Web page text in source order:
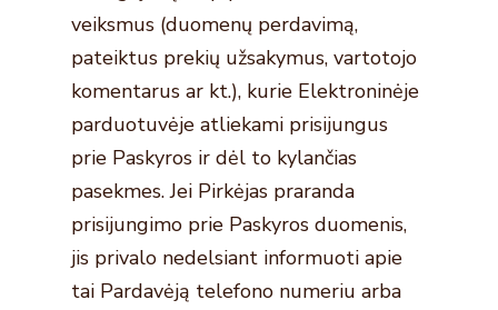
veiksmus (duomenų perdavimą,
pateiktus prekių užsakymus, vartotojo
komentarus ar kt.), kurie Elektroninėje
parduotuvėje atliekami prisijungus
prie Paskyros ir dėl to kylančias
pasekmes. Jei Pirkėjas praranda
prisijungimo prie Paskyros duomenis,
jis privalo nedelsiant informuoti apie
tai Pardavėją telefono numeriu arba